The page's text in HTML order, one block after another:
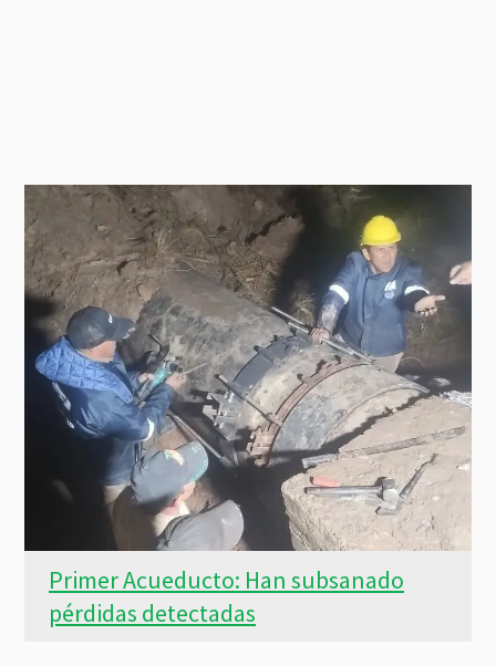
Primer Acueducto: Han subsanado
pérdidas detectadas